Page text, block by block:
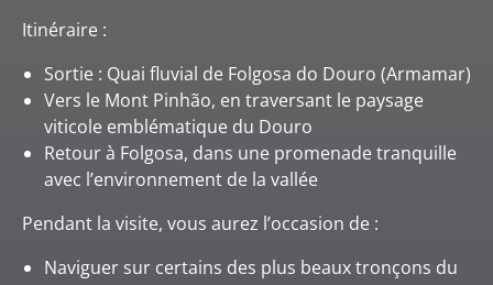
Itinéraire :
Sortie : Quai fluvial de Folgosa do Douro (Armamar)
Vers le Mont Pinhão, en traversant le paysage
viticole emblématique du Douro
Retour à Folgosa, dans une promenade tranquille
avec l’environnement de la vallée
Pendant la visite, vous aurez l’occasion de :
Naviguer sur certains des plus beaux tronçons du